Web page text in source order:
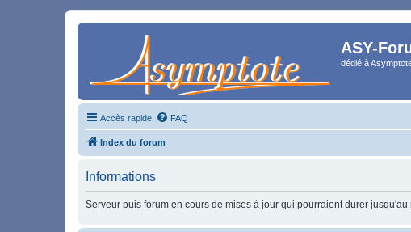
ASY-
dédié à
Accès rapide FAQ
Index du forum
Informations
Serveur puis forum en cours de mises à jour qui pourraient durer jusqu'au